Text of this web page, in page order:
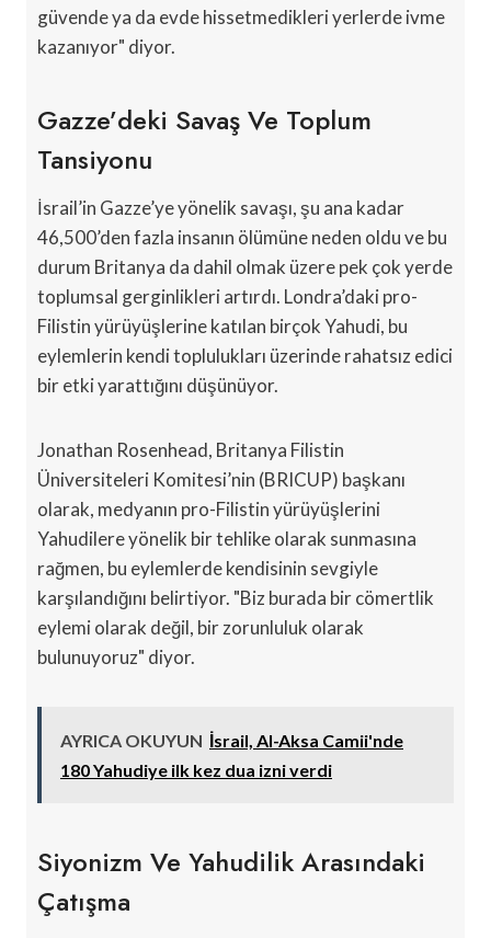
güvende ya da evde hissetmedikleri yerlerde ivme
kazanıyor" diyor.
Gazze’deki Savaş Ve Toplum
Tansiyonu
İsrail’in Gazze’ye yönelik savaşı, şu ana kadar
46,500’den fazla insanın ölümüne neden oldu ve bu
durum Britanya da dahil olmak üzere pek çok yerde
toplumsal gerginlikleri artırdı. Londra’daki pro-
Filistin yürüyüşlerine katılan birçok Yahudi, bu
eylemlerin kendi toplulukları üzerinde rahatsız edici
bir etki yarattığını düşünüyor.
Jonathan Rosenhead, Britanya Filistin
Üniversiteleri Komitesi’nin (BRICUP) başkanı
olarak, medyanın pro-Filistin yürüyüşlerini
Yahudilere yönelik bir tehlike olarak sunmasına
rağmen, bu eylemlerde kendisinin sevgiyle
karşılandığını belirtiyor. "Biz burada bir cömertlik
eylemi olarak değil, bir zorunluluk olarak
bulunuyoruz" diyor.
AYRICA OKUYUN İsrail, Al-Aksa Camii'nde
180 Yahudiye ilk kez dua izni verdi
Siyonizm Ve Yahudilik Arasındaki
Çatışma